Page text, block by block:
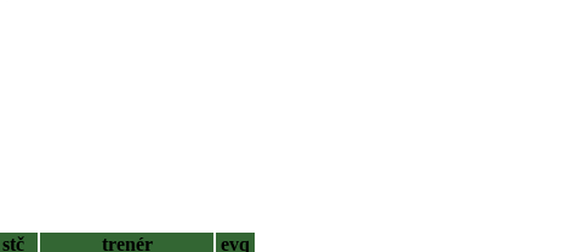
stč trenér
evq